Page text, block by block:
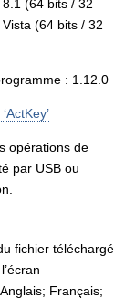
(64 bits / 32
(64 bits / 32
: 1.12.0
opérations de
par USB ou
fichier téléchargé
Français;